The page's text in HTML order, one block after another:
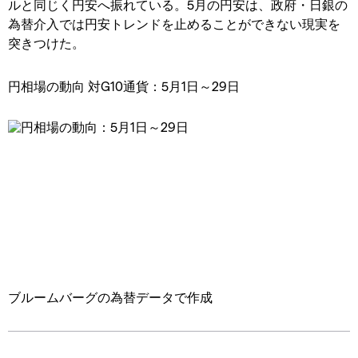
ルと同じく円安へ振れている。5月の円安は、政府・日銀の
為替介入では円安トレンドを止めることができない現実を
突きつけた。
円相場の動向 対G10通貨：5月1日～29日
ブルームバーグの為替データで作成